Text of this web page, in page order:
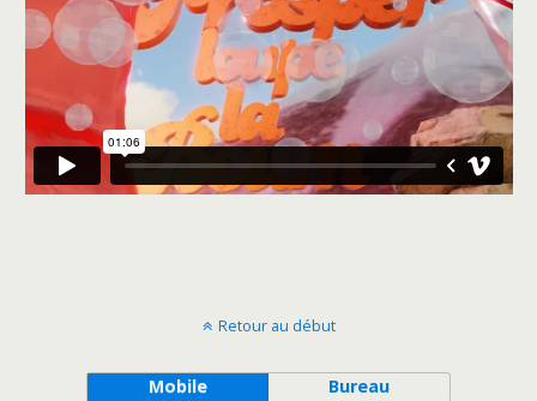
Retour au début
Mobile Bureau